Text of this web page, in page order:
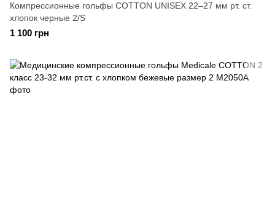
Компрессионные гольфы COTTON UNISEX 22–27 мм рт. ст.
хлопок черные 2/S
1 100 грн